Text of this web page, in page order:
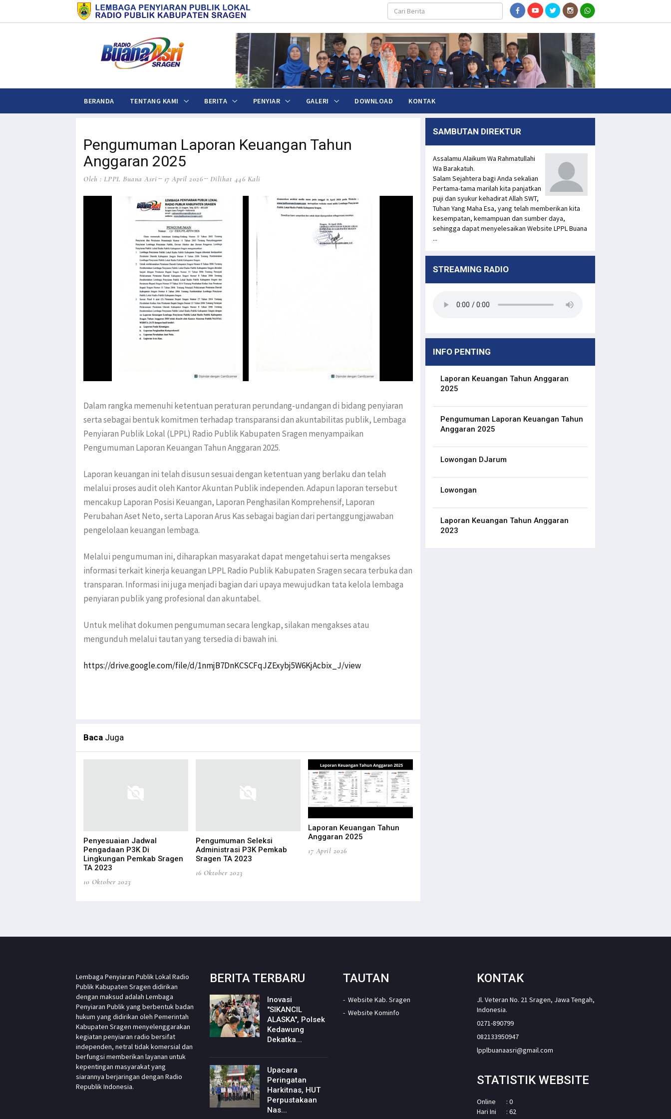
BERANDA TENTANG KAMI BERITA PENYIAR GALERI DOWNLOAD KONTAK
Pengumuman Laporan Keuangan Tahun
Anggaran 2025
Oleh : LPPL Buana Asri 17 April 2026 Dilihat 446 Kali
Dalam rangka memenuhi ketentuan peraturan perundang-undangan di bidang penyiaran
serta sebagai bentuk komitmen terhadap transparansi dan akuntabilitas publik, Lembaga
Penyiaran Publik Lokal (LPPL) Radio Publik Kabupaten Sragen menyampaikan
Pengumuman Laporan Keuangan Tahun Anggaran 2025.
Laporan keuangan ini telah disusun sesuai dengan ketentuan yang berlaku dan telah
melalui proses audit oleh Kantor Akuntan Publik independen. Adapun laporan tersebut
mencakup Laporan Posisi Keuangan, Laporan Penghasilan Komprehensif, Laporan
Perubahan Aset Neto, serta Laporan Arus Kas sebagai bagian dari pertanggungjawaban
pengelolaan keuangan lembaga.
Melalui pengumuman ini, diharapkan masyarakat dapat mengetahui serta mengakses
informasi terkait kinerja keuangan LPPL Radio Publik Kabupaten Sragen secara terbuka dan
transparan. Informasi ini juga menjadi bagian dari upaya mewujudkan tata kelola lembaga
penyiaran publik yang profesional dan akuntabel.
Untuk melihat dokumen pengumuman secara lengkap, silakan mengakses atau
mengunduh melalui tautan yang tersedia di bawah ini.
https://drive.google.com/file/d/1nmjB7DnKCSCFqJZExybj5W6KjAcbix_J/view
Baca Juga
Penyesuaian Jadwal
Pengadaan P3K Di
Lingkungan Pemkab Sragen
TA 2023
10 Oktober 2023
Pengumuman Seleksi
Administrasi P3K Pemkab
Sragen TA 2023
16 Oktober 2023
Laporan Keuangan Tahun
Anggaran 2025
17 April 2026
SAMBUTAN DIREKTUR
Assalamu Alaikum Wa Rahmatullahi
Wa Barakatuh.
Salam Sejahtera bagi Anda sekalian
Pertama-tama marilah kita panjatkan
puji dan syukur kehadirat Allah SWT,
Tuhan Yang Maha Esa, yang telah memberikan kita
kesempatan, kemampuan dan sumber daya,
sehingga dapat menyelesaikan Website LPPL Buana
...
STREAMING RADIO
INFO PENTING
Laporan Keuangan Tahun Anggaran
2025
Pengumuman Laporan Keuangan Tahun
Anggaran 2025
Lowongan DJarum
Lowongan
Laporan Keuangan Tahun Anggaran
2023
Lembaga Penyiaran Publik Lokal Radio
Publik Kabupaten Sragen didirikan
dengan maksud adalah Lembaga
Penyiaran Publik yang berbentuk badan
hukum yang didirikan oleh Pemerintah
Kabupaten Sragen menyelenggarakan
kegiatan penyiaran radio bersifat
independen, netral tidak komersial dan
berfungsi memberikan layanan untuk
kepentingan masyarakat yang
siarannya berjaringan dengan Radio
Republik Indonesia.
BERITA TERBARU
Inovasi
"SIKANCIL
ALASKA", Polsek
Kedawung
Dekatka...
Upacara
Peringatan
Harkitnas, HUT
Perpustakaan
Nas...
TAUTAN
Website Kab. Sragen
Website Kominfo
KONTAK
Jl. Veteran No. 21 Sragen, Jawa Tengah,
Indonesia.
0271-890799
082133950947
lpplbuanaasri@gmail.com
STATISTIK WEBSITE
Online
: 0
Hari Ini
: 62